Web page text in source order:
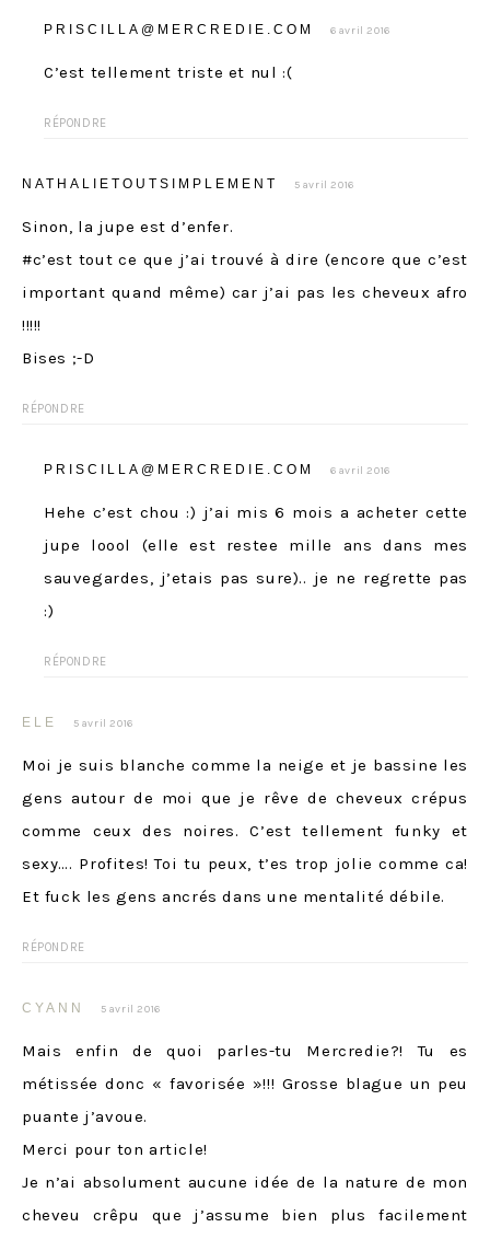
PRISCILLA@MERCREDIE.COM 6 avril 2016
C’est tellement triste et nul :(
RÉPONDRE
NATHALIETOUTSIMPLEMENT 5 avril 2016
Sinon, la jupe est d’enfer.
#c’est tout ce que j’ai trouvé à dire (encore que c’est
important quand même) car j’ai pas les cheveux afro
!!!!!
Bises ;-D
RÉPONDRE
PRISCILLA@MERCREDIE.COM 6 avril 2016
Hehe c’est chou :) j’ai mis 6 mois a acheter cette
jupe loool (elle est restee mille ans dans mes
sauvegardes, j’etais pas sure).. je ne regrette pas
:)
RÉPONDRE
ELE 5 avril 2016
Moi je suis blanche comme la neige et je bassine les
gens autour de moi que je rêve de cheveux crépus
comme ceux des noires. C’est tellement funky et
sexy…. Profites! Toi tu peux, t’es trop jolie comme ca!
Et fuck les gens ancrés dans une mentalité débile.
RÉPONDRE
CYANN 5 avril 2016
Mais enfin de quoi parles-tu Mercredie?! Tu es
métissée donc « favorisée »!!! Grosse blague un peu
puante j’avoue.
Merci pour ton article!
Je n’ai absolument aucune idée de la nature de mon
cheveu crêpu que j’assume bien plus facilement